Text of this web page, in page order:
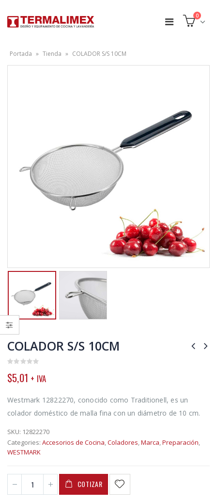
0
Portada » Tienda » COLADOR S/S 10CM
COLADOR S/S 10CM
out
of
$5,01 + IVA
Westmark 12822270, conocido como Traditionell, es un
colador doméstico de malla fina con un diámetro de 10 cm.
SKU: 12822270
Categories: Accesorios de Cocina,Coladores,Marca,Preparación,
WESTMARK
COTIZAR